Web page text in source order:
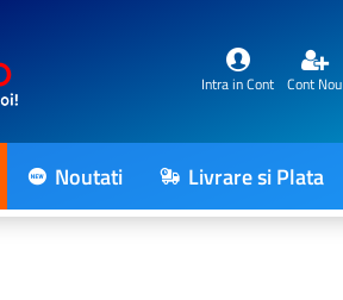
Intra in Cont Cont Nou
Noutati Livrare si Plata